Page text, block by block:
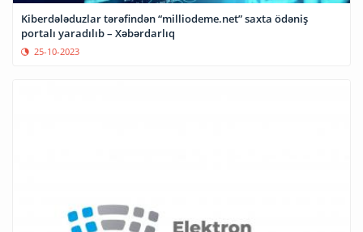
Kiberdələduzlar tərəfindən “milliodeme.net” saxta ödəniş
portalı yaradılıb – Xəbərdarlıq
25-10-2023